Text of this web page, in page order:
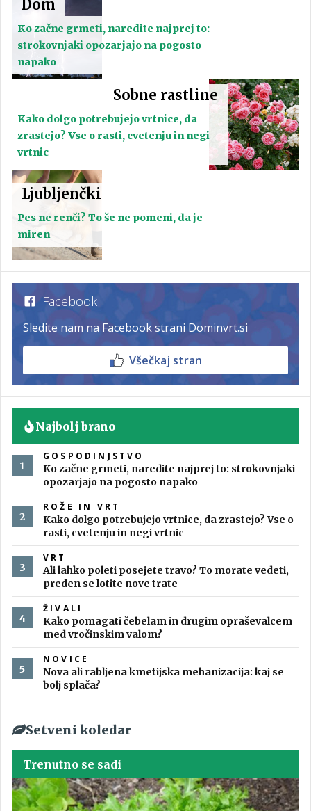
Dom
Ko začne grmeti, naredite najprej to:
strokovnjaki opozarjajo na pogosto
napako
Sobne rastline
Kako dolgo potrebujejo vrtnice, da
zrastejo? Vse o rasti, cvetenju in negi
vrtnic
Ljubljenčki
Pes ne renči? To še ne pomeni, da je
miren
Facebook
Sledite nam na Facebook strani Dominvrt.si
Všečkaj stran
Najbolj brano
GOSPODINJSTVO
Ko začne grmeti, naredite najprej to: strokovnjaki
opozarjajo na pogosto napako
ROŽE IN VRT
Kako dolgo potrebujejo vrtnice, da zrastejo? Vse o
rasti, cvetenju in negi vrtnic
VRT
Ali lahko poleti posejete travo? To morate vedeti,
preden se lotite nove trate
ŽIVALI
Kako pomagati čebelam in drugim opraševalcem
med vročinskim valom?
NOVICE
Nova ali rabljena kmetijska mehanizacija: kaj se
bolj splača?
Setveni koledar
Trenutno se sadi